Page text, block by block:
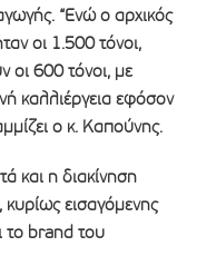
“Ενώ ο αρχικός
οι 1.500 τόνοι,
οι 600 τόνοι, με
καλλιέργεια εφόσον
ο κ. Καπούνης.
και η διακίνηση
εισαγόμενης
το brand του